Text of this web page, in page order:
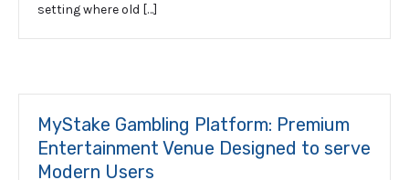
setting where old […]
MyStake Gambling Platform: Premium
Entertainment Venue Designed to serve
Modern Users